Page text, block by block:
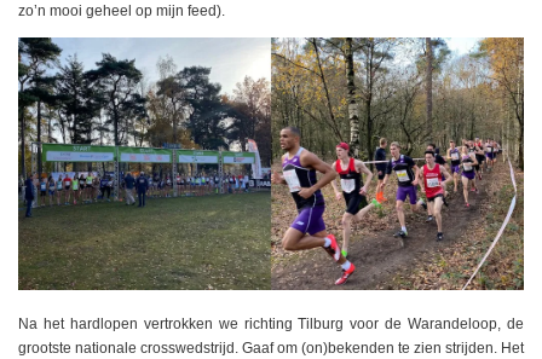
zo’n mooi geheel op mijn feed).
Na het hardlopen vertrokken we richting Tilburg voor de Warandeloop, de
grootste nationale crosswedstrijd. Gaaf om (on)bekenden te zien strijden. Het